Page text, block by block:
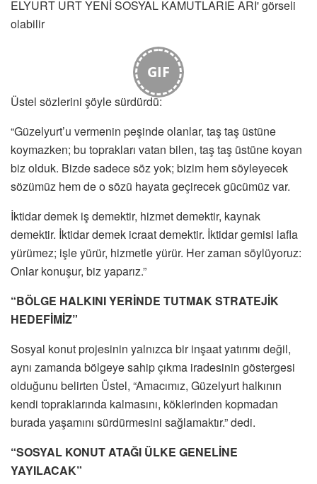
GIF
Üstel sözlerini şöyle sürdürdü:
“Güzelyurt’u vermenin peşinde olanlar, taş taş üstüne
koymazken; bu toprakları vatan bilen, taş taş üstüne koyan
biz olduk. Bizde sadece söz yok; bizim hem söyleyecek
sözümüz hem de o sözü hayata geçirecek gücümüz var.
İktidar demek iş demektir, hizmet demektir, kaynak
demektir. İktidar demek icraat demektir. İktidar gemisi lafla
yürümez; işle yürür, hizmetle yürür. Her zaman söylüyoruz:
Onlar konuşur, biz yaparız.”
“BÖLGE HALKINI YERİNDE TUTMAK STRATEJİK
HEDEFİMİZ”
Sosyal konut projesinin yalnızca bir inşaat yatırımı değil,
aynı zamanda bölgeye sahip çıkma iradesinin göstergesi
olduğunu belirten Üstel, “Amacımız, Güzelyurt halkının
kendi topraklarında kalmasını, köklerinden kopmadan
burada yaşamını sürdürmesini sağlamaktır.” dedi.
“SOSYAL KONUT ATAĞI ÜLKE GENELİNE
YAYILACAK”